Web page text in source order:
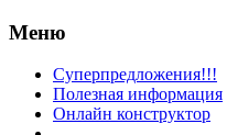
Меню
Суперпредложения!!!
Полезная информация
Онлайн конструктор